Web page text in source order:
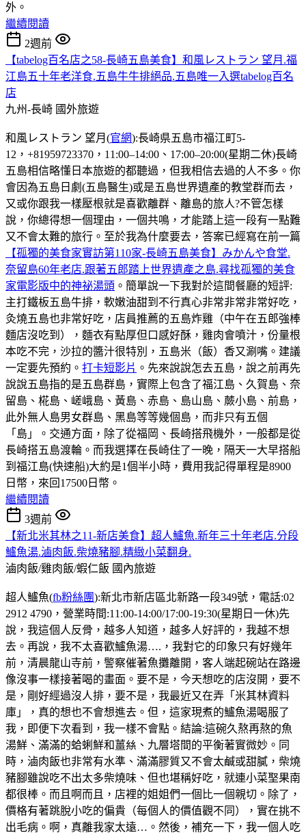
外。
繼續閱讀
2週前
【tabelog百名店之58-長崎五島美食】和風レストラン 望月.福
江島五十年老洋食.五島牛牛排絕品.五島唯一入選tabelog百名
店
九州-長崎 國外旅遊
和風レストラン 望月(官網):長崎県五島市福江町5-
12，+81959723370，11:00–14:00、17:00–20:00(星期二休)長崎
五島相信略懂日本旅遊的都聽過，但我相信去過的人不多。你
會因為五島日劇(五島醫生)或是五島世界遺產的教堂群而去，
又或你跟我一樣壓根就是喜歡離群、離島的旅人?不管怎樣
說，你總得想一個理由，一個共鳴，才能踏上這一段有一點難
又不會太難的旅行。至於我為什麼要去，答案已經寫在前一篇
【孤獨的美食家實訪第110家-長崎五島美食】みかんや食堂.
奈留島60年老店.跟著五郎踏上世界遺產之島.尋找孤獨的美食
家電影版中的神祕湯頭 。簡單說一下我對於這間餐廳的短評:
主打鐵板五島牛排，軟嫩油甜到不行真心非常非常非常好吃，
灸燒五島也非常好吃，店員推薦的五島炸雞（中午在五郎強棒
麵店沒吃到），麵衣有點厚但口感好酥，雞肉會噴汁，份量根
本吃不完，沙拉的醬汁很特別，五島米（飯）香又涮嘴。建議
一定要先預約。 打卡短影片 。先來說說怎去五島，說之前再先
說說五島指的是五島群島，實際上包含了福江島、久賀島、奈
留島、椛島、嵯峨島、黃島、赤島、島山島、蕨小島、前島，
此外無人島男女群島、黑島等等幾個島，而非只有五個
「島」。交通方面，除了從福岡、長崎搭飛機外，一般都是從
長崎搭五島渡輪。而我選擇在長崎住了一晚，隔天一大早搭船
到福江島(快速船)大約是1個半小時，費用我記得單程是8900
日幣，來回17500日幣。
繼續閱讀
3週前
【新北米其林之11-新店美食】超人鱸魚.新年三十年老店.分段
鱸魚湯.滷肉飯.柴燒豬腳.精緻小菜翻身.
滷肉飯/雞肉飯/蝦仁飯 國內旅遊
超人鱸魚(fb粉絲團):新北市新店區北新路一段349號，電話:02
2912 4790，營業時間:11:00-14:00/17:00-19:30(星期日一休)先
說，我這個人反骨，越多人知道，越多人好評的，我越不想
去。再說，我不太喜歡鱸魚湯….，我對它的印象只有好幾年
前，清晨龍山寺前，警察催著魚攤離開，客人端起碗站在路邊
像沒事一樣接著喝的畫面。要不是，今天想吃的店沒開，要不
是，剛好經過沒人排，要不是，我最近又在弄「米其林資料
庫」，真的想也不會想進去。但，這家現煮的鱸魚湯喝服了
我，即便下次看到，我一樣不會點。結論:這碗久熬再熬的魚
湯鮮、滿滿的蛤蜊鮮和薑𢇃、九層塔間的平衡著實微妙。同
時，滷肉飯也非常有水準、滿滿膠質又不會太鹹或甜膩，柴燒
豬腳雖說吃不出太多柴燒味、但也堪稱好吃，就連小菜埾果南
都很棒。而且啊而且，店裡的姐姐們一個比一個親切。除了，
價格有著跳脫小吃的偏貴（每個人的價值觀不同），實在挑不
出毛病。啊，真離我家太遠…。然後，補充一下，我一個人吃